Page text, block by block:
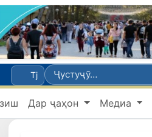
Tj
Дар ҷаҳон Медиа